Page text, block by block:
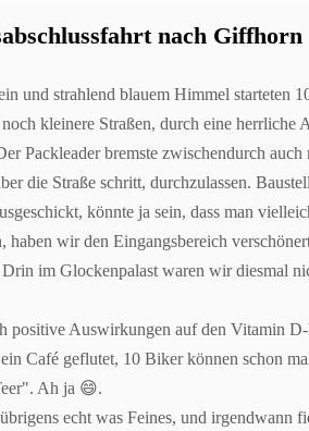
nach Giffhorn
und strahlend blauem Himmel starteten
kleinere Straßen, durch eine herrliche
Packleader bremste zwischendurch
die Straße schritt, durchzulassen.
könnte ja sein, dass man
haben wir den Eingangsbereich
im Glockenpalast waren wir diesmal
positive Auswirkungen auf den Vitamin
Café geflutet, 10 Biker können schon
Ah ja 😄.
echt was Feines, und irgendwann